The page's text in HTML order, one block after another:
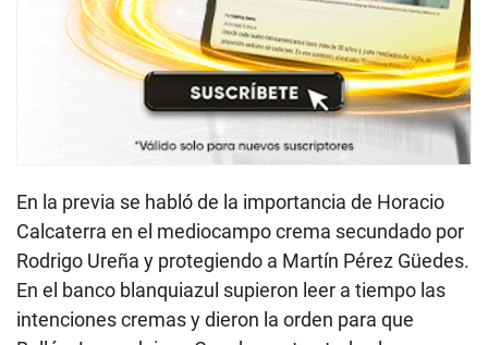
En la previa se habló de la importancia de Horacio
Calcaterra en el mediocampo crema secundado por
Rodrigo Ureña y protegiendo a Martín Pérez Güedes.
En el banco blanquiazul supieron leer a tiempo las
intenciones cremas y dieron la orden para que